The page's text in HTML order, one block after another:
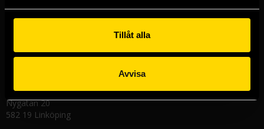
Tillåt alla
Avvisa
Kungsgatan 19
411 19 Göteborg
Södra Förstadsgatan 26
Linköpingsbutiken
Nygatan 20
582 19 Linköping